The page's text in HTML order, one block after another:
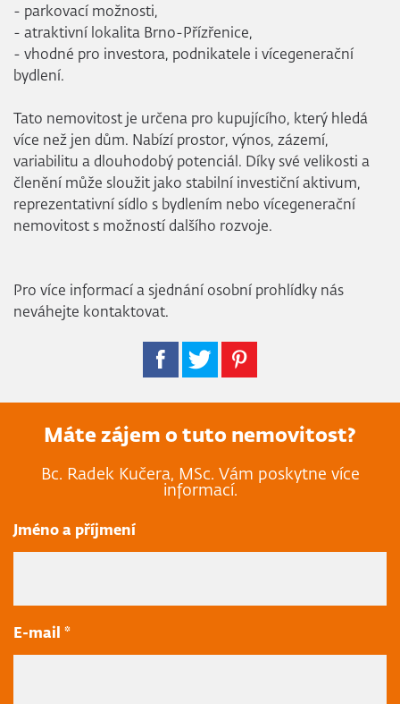
- parkovací možnosti,
- atraktivní lokalita Brno-Přízřenice,
- vhodné pro investora, podnikatele i vícegenerační
bydlení.
Tato nemovitost je určena pro kupujícího, který hledá
více než jen dům. Nabízí prostor, výnos, zázemí,
variabilitu a dlouhodobý potenciál. Díky své velikosti a
členění může sloužit jako stabilní investiční aktivum,
reprezentativní sídlo s bydlením nebo vícegenerační
nemovitost s možností dalšího rozvoje.
Pro více informací a sjednání osobní prohlídky nás
neváhejte kontaktovat.
Máte zájem o tuto nemovitost?
Bc. Radek Kučera, MSc. Vám poskytne více
informací.
Jméno a příjmení
E-mail *